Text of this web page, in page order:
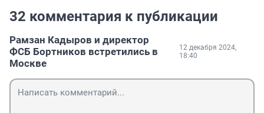
32 комментария к публикации
Рамзан Кадыров и директор
ФСБ Бортников встретились в
Москве
12 декабря 2024,
18:40